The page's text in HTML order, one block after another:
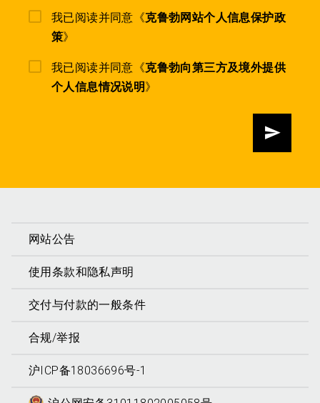
我已阅读并同意《克鲁勃网站个人信息保护政
策》
我已阅读并同意《克鲁勃向第三方及境外提供
个人信息情况说明》
发送
网站公告
使用条款和隐私声明
交付与付款的一般条件
合规/举报
沪ICP备18036696号-1